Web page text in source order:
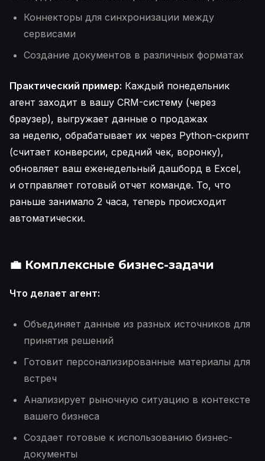
Коннекторы для синхронизации между
сервисами
Создание документов в различных форматах
Практический пример: Каждый понедельник
агент заходит в вашу CRM-систему (через
браузер), выгружает данные о продажах
за неделю, обрабатывает их через Python-скрипт
(считает конверсии, средний чек, воронку),
обновляет ваш еженедельный дашборд в Excel,
и отправляет готовый отчет команде. То, что
раньше занимало 2 часа, теперь происходит
автоматически.
💼 Комплексные бизнес-задачи
Что делает агент:
Объединяет данные из разных источников для
принятия решений
Готовит персонализированные материалы для
встреч
Анализирует рыночную ситуацию в контексте
вашего бизнеса
Создает готовые к использованию бизнес-
документы